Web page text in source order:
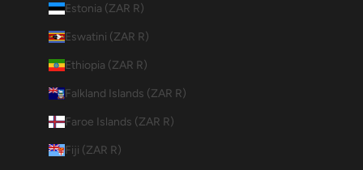
Estonia (ZAR R)
Eswatini (ZAR R)
Ethiopia (ZAR R)
Falkland Islands (ZAR R)
Faroe Islands (ZAR R)
Fiji (ZAR R)